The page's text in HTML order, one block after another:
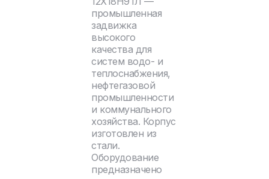
промышленная
задвижка
высокого
качества для
систем водо- и
теплоснабжения,
нефтегазовой
промышленности
и коммунального
хозяйства. Корпус
изготовлен из
стали.
Оборудование
предназначено